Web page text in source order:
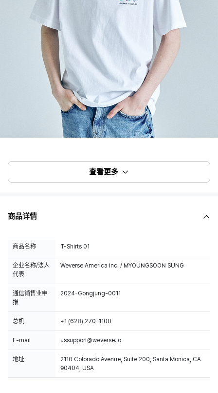
查看更多
商品详情
商品名称 T-Shirts 01
企业名称/法人
代表
Weverse America Inc. / MYOUNGSOON SUNG
通信销售业申
报
2024-Gongjung-0011
总机 +1 (628) 270-1100
E-mail ussupport@weverse.io
地址
2110 Colorado Avenue, Suite 200, Santa Monica, CA
90404, USA